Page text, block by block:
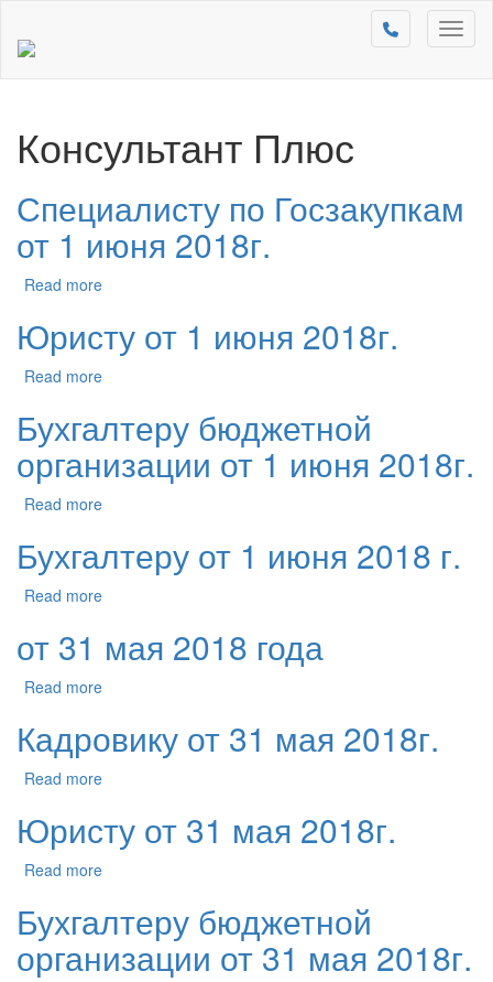
Консультант Плюс
Специалисту по Госзакупкам
от 1 июня 2018г.
Read more
Юристу от 1 июня 2018г.
Read more
Бухгалтеру бюджетной
организации от 1 июня 2018г.
Read more
Бухгалтеру от 1 июня 2018 г.
Read more
от 31 мая 2018 года
Read more
Кадровику от 31 мая 2018г.
Read more
Юристу от 31 мая 2018г.
Read more
Бухгалтеру бюджетной
организации от 31 мая 2018г.